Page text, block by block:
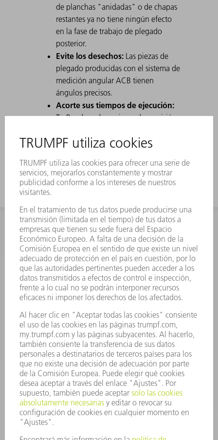
de planchas "anidadas" o de chapas
restantes ya no tiene ningún efecto
en la fase de trabajo de plegado
posterior.
Evite los desechos:Las piezas de
plegado producidas con el sistema de
medición angular ACB tienen
ángulos precisos.
Acorte sus tiempos de ejecución:
TruBend produce piezas de precisión
reelaboradas ni vueltas a medir por el
INFORMACIÓN
Preguntas más frecuentes
Condiciones generales de venta
CONTACTO
Departamento de Repuestos
+34 91 657 36 70
Viernes de 8h – 17h
repuestos@es.trumpf.com
CONTACTO
Departamento de Utillaje
+34 91 657 36 69
Lunes a Jueves de 8h – 18h
Viernes de 8h – 17h
utillaje@trumpf.com